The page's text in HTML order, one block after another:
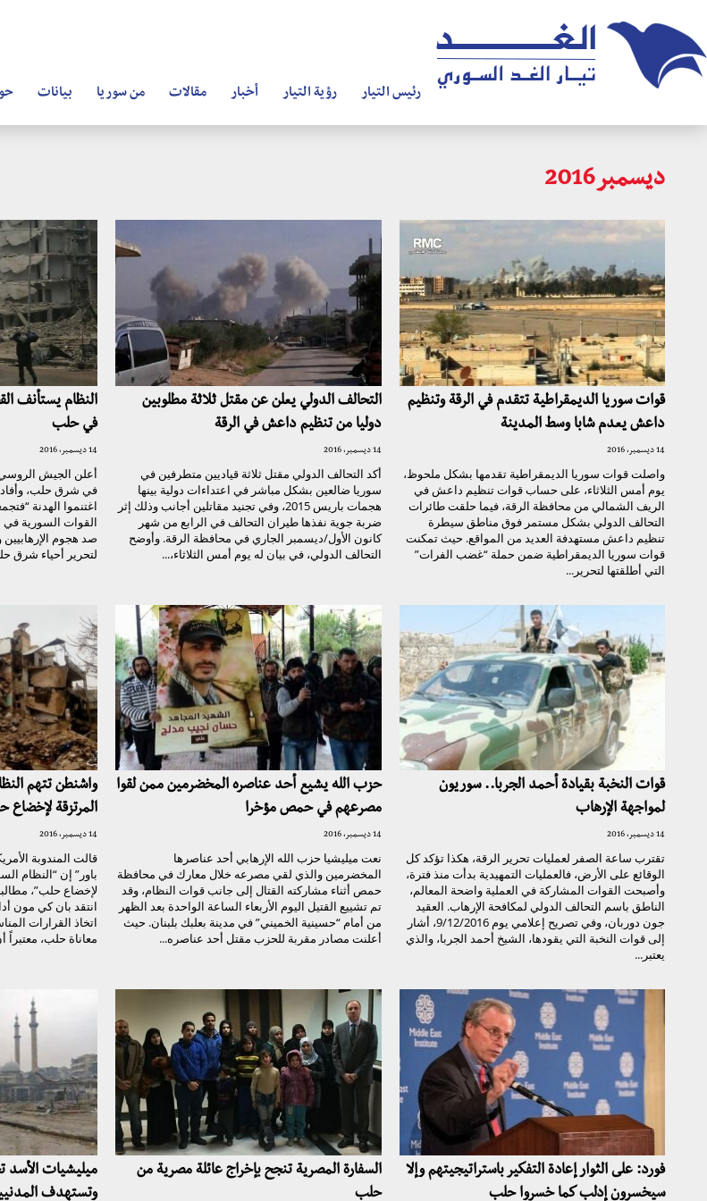
رئيس التيار رؤية التيار أخبار مقالات من سوريا بيانات
ديسمبر2016
قوات سوريا الديمقراطية تتقدم في الرقة وتنظيم
داعش يعدم شابا وسط المدينة
14 ديسمبر، 2016
واصلت قوات سوريا الديمقراطية تقدمها بشكل ملحوظ،
يوم أمس الثلاثاء، على حساب قوات تنظيم داعش في
الريف الشمالي من محافظة الرقة، فيما حلقت طائرات
التحالف الدولي بشكل مستمر فوق مناطق سيطرة
تنظيم داعش مستهدفة العديد من المواقع. حيث تمكنت
قوات سوريا الديمقراطية ضمن حملة “غضب الفرات”
التي أطلقتها لتحرير...
التحالف الدولي يعلن عن مقتل ثلاثة مطلوبين
دوليا من تنظيم داعش في الرقة
14 ديسمبر، 2016
أكد التحالف الدولي مقتل ثلاثة قياديين متطرفين في
سوريا ضالعين بشكل مباشر في اعتداءات دولية بينها
هجمات باريس 2015، وفي تجنيد مقاتلين أجانب وذلك إثر
ضربة جوية نفذها طيران التحالف في الرابع من شهر
كانون الأول/ديسمبر الجاري في محافظة الرقة. وأوضح
التحالف الدولي، في بيان له يوم أمس الثلاثاء،...
النظام يستأنف
في حلب
14 ديسمبر، 2016
أعلن الجيش
في شرق حلب، وأفاد
اغتنموا الهدنة
القوات السورية
صد هجوم
لتحرير أحياء شرق
قوات النخبة بقيادة أحمد الجربا.. سوريون
لمواجهة الإرهاب
14 ديسمبر، 2016
تقترب ساعة الصفر لعمليات تحرير الرقة، هكذا تؤكد كل
الوقائع على الأرض، فالعمليات التمهيدية بدأت منذ فترة،
وأصبحت القوات المشاركة في العملية واضحة المعالم،
الناطق باسم التحالف الدولي لمكافحة الإرهاب. العقيد
جون دوربان، وفي تصريح إعلامي يوم 9/12/2016، أشار
إلى قوات النخبة التي يقودها، الشيخ أحمد الجربا، والذي
يعتبر...
حزب الله يشيع أحد عناصره المخضرمين ممن لقوا
مصرعهم في حمص مؤخرا
14 ديسمبر، 2016
نعت ميليشيا حزب الله الإرهابي أحد عناصرها
المخضرمين والذي لقي مصرعه خلال معارك في محافظة
حمص أثناء مشاركته القتال إلى جانب قوات النظام، وقد
تم تشييع القتيل اليوم الأربعاء الساعة الواحدة بعد الظهر
من أمام “حسينية الخميني” في مدينة بعلبك بلبنان. حيث
أعلنت مصادر مقربة للحزب مقتل أحد عناصره...
واشنطن تتهم
المرتزقة لإخضاع
14 ديسمبر، 2016
قالت المندوبة
باور” إن “النظام
لإخضاع حلب”،
انتقد بان كي مون
اتخاذ القرارات
معاناة حلب، معتبراً
فورد: على الثوار إعادة التفكير باستراتيجيتهم وإلا
سيخسرون إدلب كما خسروا حلب
السفارة المصرية تنجح بإخراج عائلة مصرية من
حلب
ميليشيات الأسد
وتستهدف